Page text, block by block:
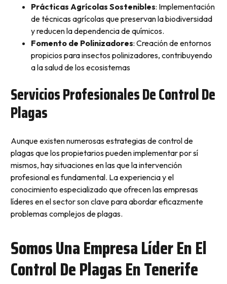
Prácticas Agrícolas Sostenibles: Implementación
de técnicas agrícolas que preservan la biodiversidad
y reducen la dependencia de químicos.
Fomento de Polinizadores: Creación de entornos
propicios para insectos polinizadores, contribuyendo
a la salud de los ecosistemas
Servicios Profesionales De Control De
Plagas
Aunque existen numerosas estrategias de control de
plagas que los propietarios pueden implementar por sí
mismos, hay situaciones en las que la intervención
profesional es fundamental. La experiencia y el
conocimiento especializado que ofrecen las empresas
líderes en el sector son clave para abordar eficazmente
problemas complejos de plagas.
Somos Una Empresa Líder En El
Control De Plagas En Tenerife